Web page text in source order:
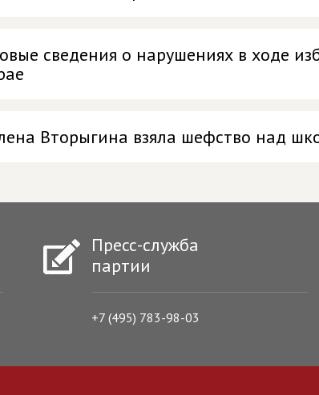
сведения о нарушениях в ходе
Вторыгина взяла шефство над
Пресс-служба
партии
+7 (495) 783-98-03